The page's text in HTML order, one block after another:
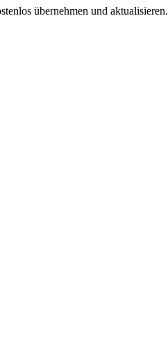
übernehmen und aktualisieren.